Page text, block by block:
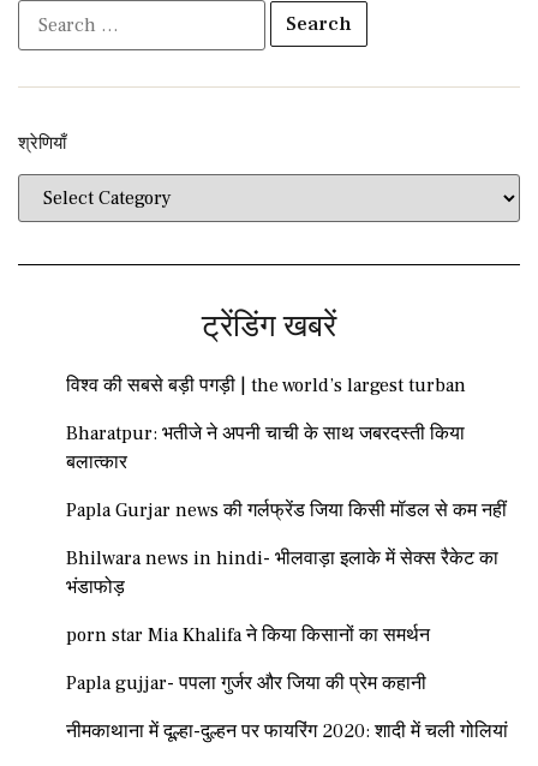
श्रेणियाँ​​
ट्रेंडिंग खबरें
विश्व की सबसे बड़ी पगड़ी | the world’s largest turban
Bharatpur: भतीजे ने अपनी चाची के साथ जबरदस्ती किया
बलात्कार
Papla Gurjar news की गर्लफ्रेंड जिया किसी मॉडल से कम नहीं
Bhilwara news in hindi- भीलवाड़ा इलाके में सेक्स रैकेट का
भंडाफोड़
porn star Mia Khalifa ने किया किसानों का समर्थन
Papla gujjar- पपला गुर्जर और जिया की प्रेम कहानी
नीमकाथाना में दूल्हा-दुल्हन पर फायरिंग 2020: शादी में चली गोलियां